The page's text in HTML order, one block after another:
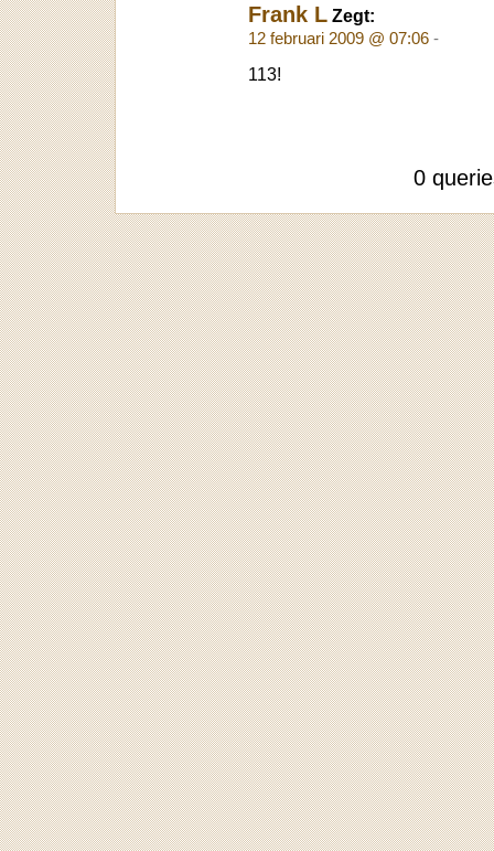
Frank L Zegt:
12 februari 2009 @ 07:06 -
113!
0